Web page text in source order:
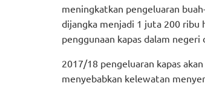
meningkatkan pengeluaran
dijangka menjadi 1 juta 200 ribu
penggunaan kapas dalam
2017/18 pengeluaran kapas
menyebabkan kelewatan